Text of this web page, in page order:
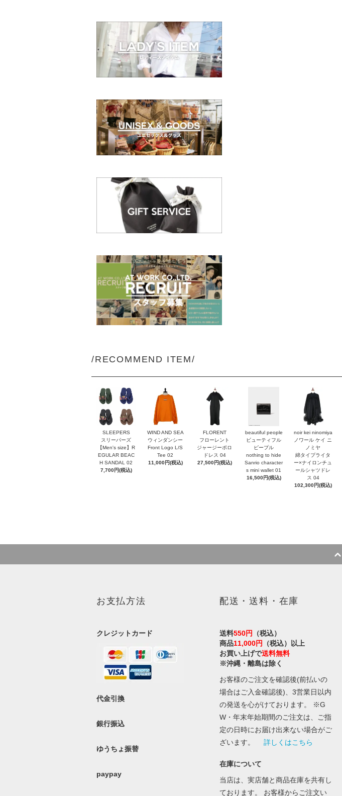
/RECOMMEND ITEM/
SLEEPERS
スリーパーズ
【Men's size】R
EGULAR BEAC
H SANDAL 02
7,700円(税込)
WIND AND SEA
ウィンダンシー
Front Logo L/S
Tee 02
11,000円(税込)
FLORENT
フローレント
ジャージーポロ
ドレス 04
27,500円(税込)
beautiful people
ビューティフル
ピープル
nothing to hide
Sanrio character
s mini wallet⁠ 01
16,500円(税込)
noir kei ninomiya
ノワール ケイ ニ
ノミヤ
綿タイプライタ
ー×ナイロンチュ
ールシャツドレ
ス 04
102,300円(税込)
お支払方法
クレジットカード
代金引換
銀行振込
ゆうちょ振替
paypay
配送・送料・在庫
送料550円
（税込）
商品11,000円
（税込）以上
お買い上げで送料無料
※沖縄・離島は除く
お客様のご注文を確認後(前払いの
場合はご入金確認後)、3営業日以内
の発送を心がけております。 ※G
W・年末年始期間のご注文は、ご指
定の日時にお届け出来ない場合がご
ざいます。 詳しくはこちら
在庫について
当店は、実店舗と商品在庫を共有し
ております。 お客様からご注文い